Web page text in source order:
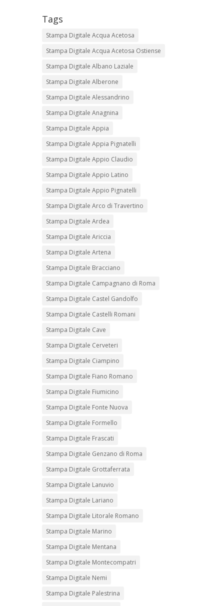
Tags
Stampa Digitale Acqua Acetosa
Stampa Digitale Acqua Acetosa Ostiense
Stampa Digitale Albano Laziale
Stampa Digitale Alberone
Stampa Digitale Alessandrino
Stampa Digitale Anagnina
Stampa Digitale Appia
Stampa Digitale Appia Pignatelli
Stampa Digitale Appio Claudio
Stampa Digitale Appio Latino
Stampa Digitale Appio Pignatelli
Stampa Digitale Arco di Travertino
Stampa Digitale Ardea
Stampa Digitale Ariccia
Stampa Digitale Artena
Stampa Digitale Bracciano
Stampa Digitale Campagnano di Roma
Stampa Digitale Castel Gandolfo
Stampa Digitale Castelli Romani
Stampa Digitale Cave
Stampa Digitale Cerveteri
Stampa Digitale Ciampino
Stampa Digitale Fiano Romano
Stampa Digitale Fiumicino
Stampa Digitale Fonte Nuova
Stampa Digitale Formello
Stampa Digitale Frascati
Stampa Digitale Genzano di Roma
Stampa Digitale Grottaferrata
Stampa Digitale Lanuvio
Stampa Digitale Lariano
Stampa Digitale Litorale Romano
Stampa Digitale Marino
Stampa Digitale Mentana
Stampa Digitale Montecompatri
Stampa Digitale Nemi
Stampa Digitale Palestrina